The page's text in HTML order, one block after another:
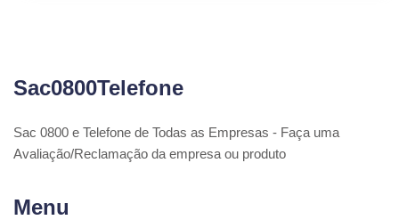
Sac0800Telefone
Sac 0800 e Telefone de Todas as Empresas - Faça uma
Avaliação/Reclamação da empresa ou produto
Menu